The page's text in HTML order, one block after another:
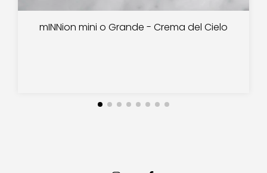
mINNion mini o Grande - Crema del Cielo